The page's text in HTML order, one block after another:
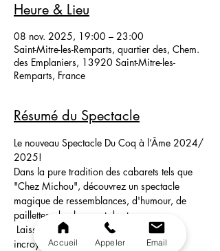
Heure & Lieu
08 nov. 2025, 19:00 – 23:00
Saint-Mitre-les-Remparts, quartier des, Chem.
des Emplaniers, 13920 Saint-Mitre-les-
Remparts, France
Résumé du Spectacle
Le nouveau Spectacle Du Coq à l’Âme 2024/
2025!
Dans la pure tradition des cabarets tels que
"Chez Michou", découvrez un spectacle
magique de ressemblances, d'humour, de
paillettes, de plumes et de strass.
incroyable!Accueil Appeler Email